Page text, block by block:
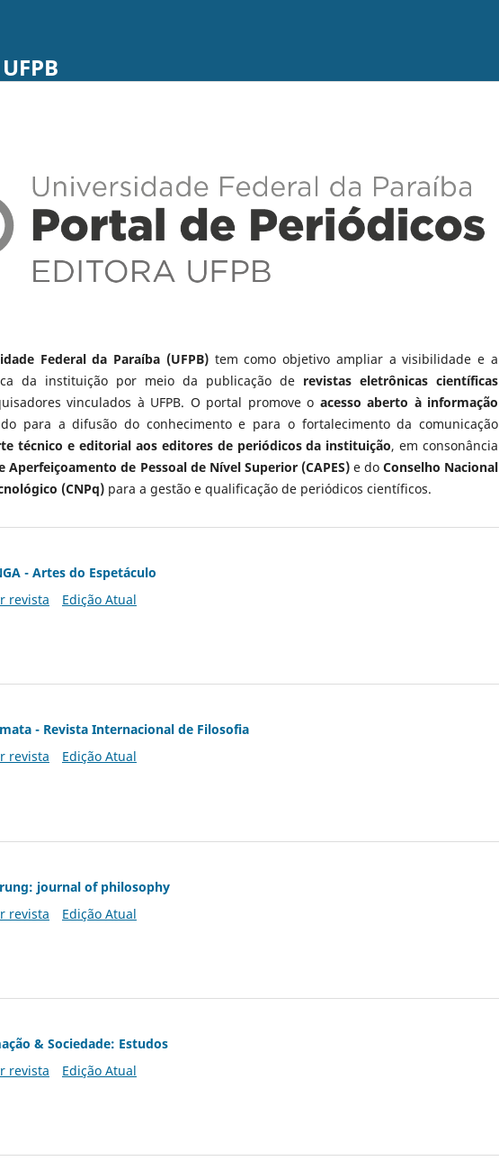
Federal da Paraíba (UFPB)tem como objetivo ampliar a visibilidade e a
da instituição por meio da publicação de revistas eletrônicas científicas
vinculados à UFPB. O portal promove o acesso aberto à informação
para a difusão do conhecimento e para o fortalecimento da comunicação
técnico e editorial aos editores de periódicos da instituição, em consonância
Aperfeiçoamento de Pessoal de Nível Superior (CAPES)e do Conselho Nacional
(CNPq) para a gestão e qualificação de periódicos científicos.
- Artes do Espetáculo
revista
Edição Atual
- Revista Internacional de Filosofia
revista
Edição Atual
journal of philosophy
revista
Edição Atual
& Sociedade: Estudos
revista
Edição Atual